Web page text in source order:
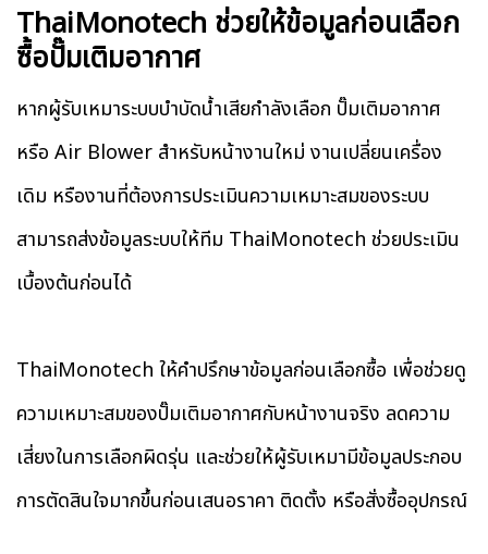
ThaiMonotech ช่วยให้ข้อมูลก่อนเลือก
ซื้อปั๊มเติมอากาศ
หากผู้รับเหมาระบบบำบัดน้ำเสียกำลังเลือก ปั๊มเติมอากาศ
หรือ Air Blower สำหรับหน้างานใหม่ งานเปลี่ยนเครื่อง
เดิม หรืองานที่ต้องการประเมินความเหมาะสมของระบบ
สามารถส่งข้อมูลระบบให้ทีม ThaiMonotech ช่วยประเมิน
เบื้องต้นก่อนได้
ThaiMonotech ให้คำปรึกษาข้อมูลก่อนเลือกซื้อ เพื่อช่วยดู
ความเหมาะสมของปั๊มเติมอากาศกับหน้างานจริง ลดความ
เสี่ยงในการเลือกผิดรุ่น และช่วยให้ผู้รับเหมามีข้อมูลประกอบ
การตัดสินใจมากขึ้นก่อนเสนอราคา ติดตั้ง หรือสั่งซื้ออุปกรณ์